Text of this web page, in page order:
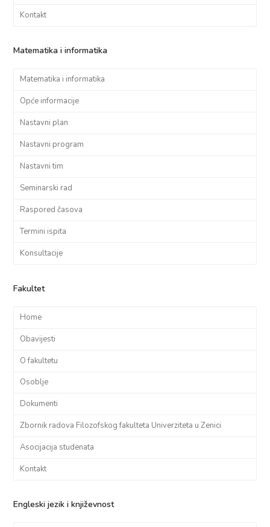
Kontakt
Matematika i informatika
Matematika i informatika
Opće informacije
Nastavni plan
Nastavni program
Nastavni tim
Seminarski rad
Raspored časova
Termini ispita
Konsultacije
Fakultet
Home
Obavijesti
O fakultetu
Osoblje
Dokumenti
Zbornik radova Filozofskog fakulteta Univerziteta u Zenici
Asocijacija studenata
Kontakt
Engleski jezik i književnost